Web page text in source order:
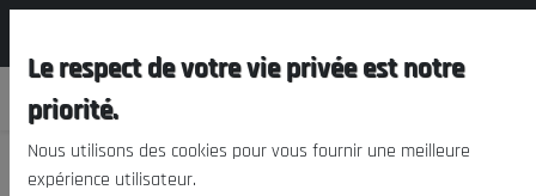
Le respect de votre vie privée est notre
priorité.
Nous utilisons des cookies pour vous fournir une meilleure
expérience utilisateur.